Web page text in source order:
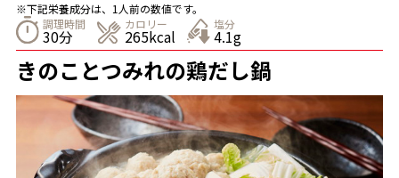
ブランド一覧
レシピ
おいしいレシピを探す
おいしいレシピトップ
かつお節・だしを楽しむ
かつお節・だしを知る
CM・キャンペーン
※下記栄養成分は、1人前の数値です。
調理時間
30分
カロリー
265kcal
塩分
4.1g
きのことつみれの鶏だし鍋